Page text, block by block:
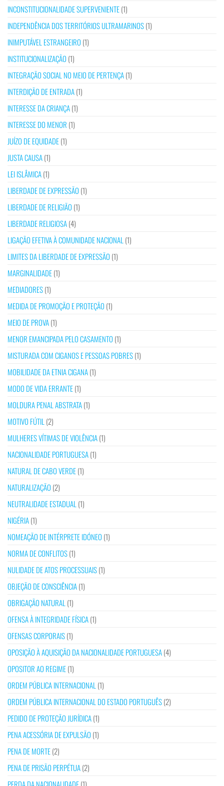
INCONSTITUCIONALIDADE SUPERVENIENTE(1)
INDEPENDÊNCIA DOS TERRITÓRIOS ULTRAMARINOS(1)
INIMPUTÁVEL ESTRANGEIRO (1)
INSTITUCIONALIZAÇÃO (1)
INTEGRAÇÃO SOCIAL NO MEIO DE PERTENÇA(1)
INTERDIÇÃO DE ENTRADA(1)
INTERESSE DA CRIANÇA(1)
INTERESSE DO MENOR (1)
JUÍZO DE EQUIDADE(1)
JUSTA CAUSA(1)
LEI ISLÂMICA(1)
LIBERDADE DE EXPRESSÃO (1)
LIBERDADE DE RELIGIÃO (1)
LIBERDADE RELIGIOSA(4)
LIGAÇÃO EFETIVA À COMUNIDADE NACIONAL (1)
LIMITES DA LIBERDADE DE EXPRESSÃO (1)
MARGINALIDADE(1)
MEDIADORES(1)
MEDIDA DE PROMOÇÃO E PROTEÇÃO (1)
MEIO DE PROVA(1)
MENOR EMANCIPADA PELO CASAMENTO (1)
MISTURADA COM CIGANOS E PESSOAS POBRES(1)
MOBILIDADE DA ETNIA CIGANA(1)
MODO DE VIDA ERRANTE(1)
MOLDURA PENAL ABSTRATA(1)
MOTIVO FÚTIL (2)
MULHERES VÍTIMAS DE VIOLÊNCIA(1)
NACIONALIDADE PORTUGUESA(1)
NATURAL DE CABO VERDE(1)
NATURALIZAÇÃO (2)
NEUTRALIDADE ESTADUAL (1)
NIGÉRIA(1)
NOMEAÇÃO DE INTÉRPRETE IDÓNEO (1)
NORMA DE CONFLITOS(1)
NULIDADE DE ATOS PROCESSUAIS(1)
OBJEÇÃO DE CONSCIÊNCIA(1)
OBRIGAÇÃO NATURAL (1)
OFENSA À INTEGRIDADE FÍSICA(1)
OFENSAS CORPORAIS(1)
OPOSIÇÃO À AQUISIÇÃO DA NACIONALIDADE PORTUGUESA(4)
OPOSITOR AO REGIME(1)
ORDEM PÚBLICA INTERNACIONAL (1)
ORDEM PÚBLICA INTERNACIONAL DO ESTADO PORTUGUÊS(2)
PEDIDO DE PROTEÇÃO JURÍDICA(1)
PENA ACESSÓRIA DE EXPULSÃO (1)
PENA DE MORTE(2)
PENA DE PRISÃO PERPÉTUA(2)